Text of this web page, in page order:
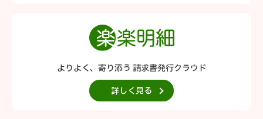
よりよく、寄り添う 請求書発行クラウド
詳しく見る